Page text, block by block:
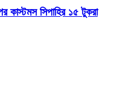
কাস্টমস সিপাহির ১৫ টুকরা